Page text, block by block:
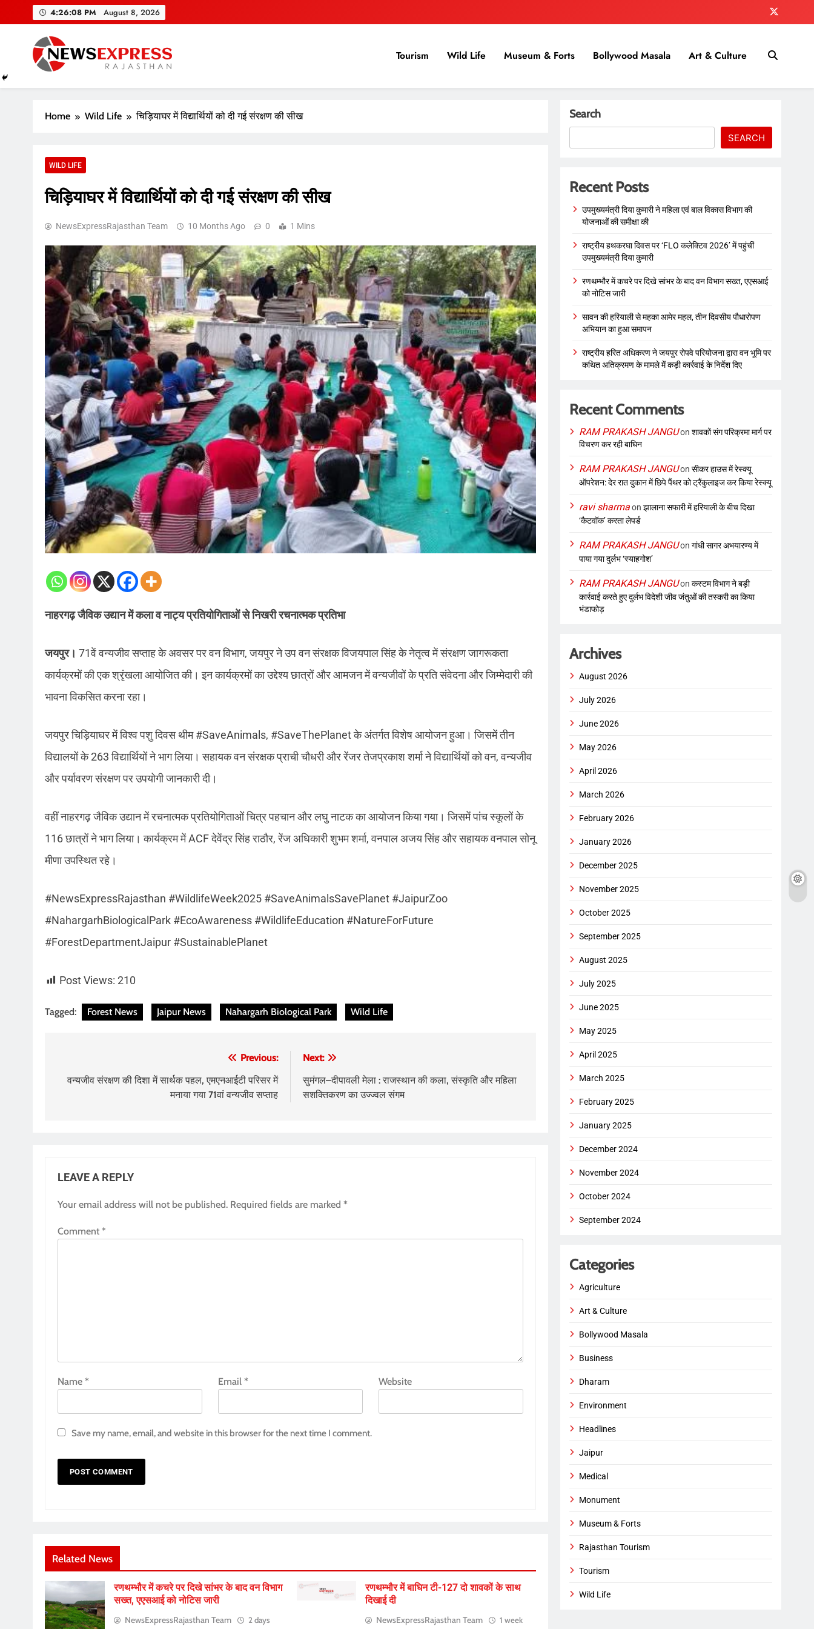
4:26:09 PM August 8, 2026
Tourism Wild Life Museum & Forts Bollywood Masala Art & Culture
Home Wild Life चिड़ियाघर में विद्यार्थियों को दी गई संरक्षण की सीख
WILD LIFE
चिड़ियाघर में विद्यार्थियों को दी गई संरक्षण की सीख
NewsExpressRajasthan Team 10 Months Ago 0 1 Mins
नाहरगढ़ जैविक उद्यान में कला व नाट्य प्रतियोगिताओं से निखरी रचनात्मक प्रतिभा
जयपुर। 71वें वन्यजीव सप्ताह के अवसर पर वन विभाग, जयपुर ने उप वन संरक्षक विजयपाल सिंह के नेतृत्व में संरक्षण जागरूकता
कार्यक्रमों की एक श्रृंखला आयोजित की। इन कार्यक्रमों का उद्देश्य छात्रों और आमजन में वन्यजीवों के प्रति संवेदना और जिम्मेदारी की
भावना विकसित करना रहा।
जयपुर चिड़ियाघर में विश्व पशु दिवस थीम #SaveAnimals, #SaveThePlanet के अंतर्गत विशेष आयोजन हुआ। जिसमें तीन
विद्यालयों के 263 विद्यार्थियों ने भाग लिया। सहायक वन संरक्षक प्राची चौधरी और रेंजर तेजप्रकाश शर्मा ने विद्यार्थियों को वन, वन्यजीव
और पर्यावरण संरक्षण पर उपयोगी जानकारी दी।
वहीं नाहरगढ़ जैविक उद्यान में रचनात्मक प्रतियोगिताओं चित्र पहचान और लघु नाटक का आयोजन किया गया। जिसमें पांच स्कूलों के
116 छात्रों ने भाग लिया। कार्यक्रम में ACF देवेंद्र सिंह राठौर, रेंज अधिकारी शुभम शर्मा, वनपाल अजय सिंह और सहायक वनपाल सोनू
मीणा उपस्थित रहे।
#NewsExpressRajasthan #WildlifeWeek2025 #SaveAnimalsSavePlanet #JaipurZoo
#NahargarhBiologicalPark #EcoAwareness #WildlifeEducation #NatureForFuture
#ForestDepartmentJaipur #SustainablePlanet
Post Views: 210
Tagged: Forest News Jaipur News Nahargarh Biological Park Wild Life
navigation
Previous:
वन्यजीव संरक्षण की दिशा में सार्थक पहल, एमएनआईटी परिसर में
मनाया गया 71वां वन्यजीव सप्ताह
Next:
सुमंगल–दीपावली मेला : राजस्थान की कला, संस्कृति और महिला
सशक्तिकरण का उज्ज्वल संगम
LEAVE A REPLY
Your email address will not be published. Required fields are marked *
Comment *
Name * Email* Website
Save my name, email, and website in this browser for the next time I comment.
Related News
रणथम्भौर में कचरे पर दिखे सांभर के बाद वन विभाग
सख्त, एएसआई को नोटिस जारी
NewsExpressRajasthan Team 2 days
रणथम्भौर में बाघिन टी-127 दो शावकों के साथ
दिखाई दी
NewsExpressRajasthan Team 1 week
Search
SEARCH
Recent Posts
उपमुख्यमंत्री दिया कुमारी ने महिला एवं बाल विकास विभाग की
योजनाओं की समीक्षा की
राष्ट्रीय हथकरघा दिवस पर ‘FLO कलेक्टिव 2026’ में पहुंचीं
उपमुख्यमंत्री दिया कुमारी
रणथम्भौर में कचरे पर दिखे सांभर के बाद वन विभाग सख्त, एएसआई
को नोटिस जारी
सावन की हरियाली से महका आमेर महल, तीन दिवसीय पौधारोपण
अभियान का हुआ समापन
राष्ट्रीय हरित अधिकरण ने जयपुर रोपवे परियोजना द्वारा वन भूमि पर
कथित अतिक्रमण के मामले में कड़ी कार्रवाई के निर्देश दिए
Recent Comments
RAM PRAKASH JANGUonशावकों संग परिक्रमा मार्ग पर
विचरण कर रही बाघिन
RAM PRAKASH JANGUonसीकर हाउस में रेस्क्यू
ऑपरेशन: देर रात दुकान में छिपे पैंथर को ट्रैंकुलाइज कर किया रेस्क्यू
ravi sharmaonझालाना सफारी में हरियाली के बीच दिखा
‘कैटवॉक’ करता लेपर्ड
RAM PRAKASH JANGUonगांधी सागर अभयारण्य में
पाया गया दुर्लभ ‘स्याहगोश’
RAM PRAKASH JANGUonकस्टम विभाग ने बड़ी
कार्रवाई करते हुए दुर्लभ विदेशी जीव जंतुओं की तस्करी का किया
भंडाफोड़
Archives
August 2026
July 2026
June 2026
May 2026
April 2026
March 2026
February 2026
January 2026
December 2025
November 2025
October 2025
September 2025
August 2025
July 2025
June 2025
May 2025
April 2025
March 2025
February 2025
January 2025
December 2024
November 2024
October 2024
September 2024
Categories
Agriculture
Art & Culture
Bollywood Masala
Business
Dharam
Environment
Headlines
Jaipur
Medical
Monument
Museum & Forts
Rajasthan Tourism
Tourism
Wild Life